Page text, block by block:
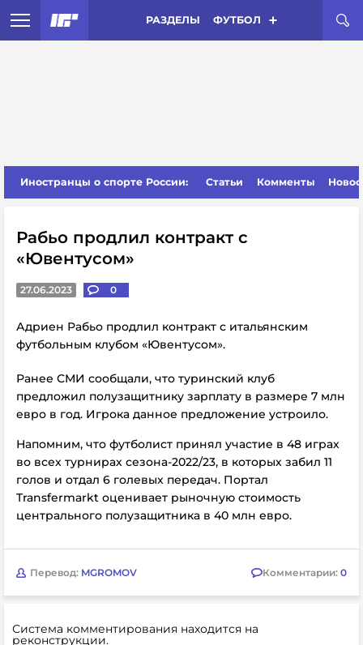
РАЗДЕЛЫ ФУТБОЛ
Иностранцы о спорте России: Статьи Комменты
Рабьо продлил контракт с
«Ювентусом»
27.06.2023 0
Адриен Рабьо продлил контракт с итальянским
футбольным клубом «Ювентусом».
Ранее СМИ сообщали, что туринский клуб
предложил полузащитнику зарплату в размере 7 млн
евро в год. Игрока данное предложение устроило.
Напомним, что футболист принял участие в 48 играх
во всех турнирах сезона-2022/23, в которых забил 11
голов и отдал 6 голевых передач. Портал
Transfermarkt оценивает рыночную стоимость
центрального полузащитника в 40 млн евро.
Перевод: MGROMOV Комментарии: 0
Система комментирования находится на
реконструкции.